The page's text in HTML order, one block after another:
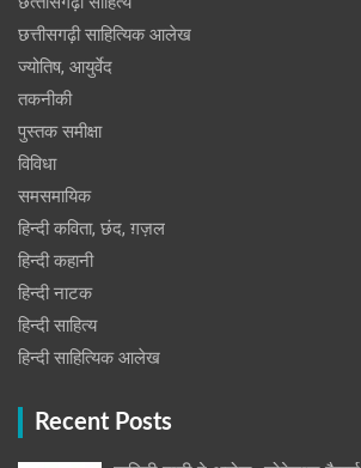
छत्तीसगढ़ी साहित्यिक आलेख
ज्योतिष, आयुर्वेद
तकनीकी
पुस्‍तक समीक्षा
विविधा
समसमायिक
हिन्दी कविता, छंद, ग़ज़ल
हिन्दी कहानी
हिन्‍दी नाटक
हिन्दी साहित्य
हिन्दी साहित्यिक आलेख
Recent Posts